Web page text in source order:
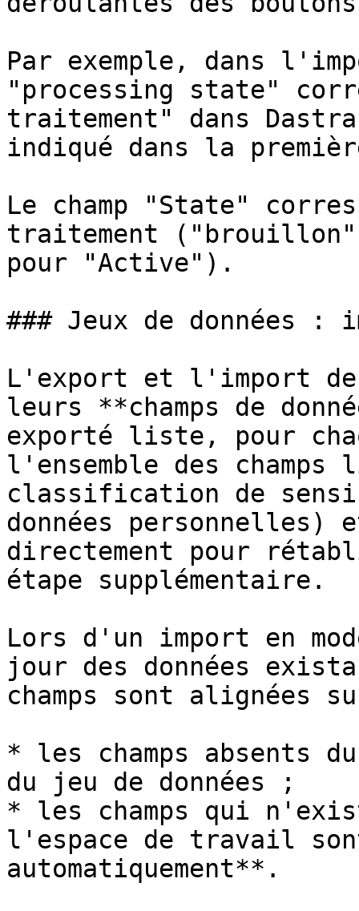
Par exemple, dans
"processing state"
traitement" dans
indiqué dans la
Le champ "State"
traitement
pour "Active").
### Jeux de données :
L'export et l'import
leurs **champs de
exporté liste, pour
l'ensemble des
classification de
données
directement pour
étape supplémentaire.
Lors d'un import en
jour des données
champs sont alignées
* les champs absents
du jeu de données ;
* les champs qui
l'espace de travail
automatiquement**.